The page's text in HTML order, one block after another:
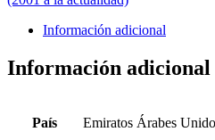
Pick
W37
cantidad
Información adicional
Información adicional
País Emiratos Árabes